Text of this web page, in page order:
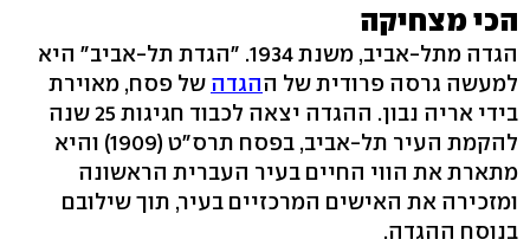
הכי מצחיקה
הגדה מתל-אביב, משנת 1934. "הגדת תל-אביב" היא
למעשה גרסה פרודית של ההגדה של פסח, מאוירת
בידי אריה נבון. ההגדה יצאה לכבוד חגיגות 25 שנה
להקמת העיר תל-אביב, בפסח תרס"ט (1909) והיא
מתארת את הווי החיים בעיר העברית הראשונה
ומזכירה את האישים המרכזיים בעיר, תוך שילובם
בנוסח ההגדה.